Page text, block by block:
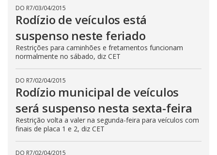
DO R7/03/04/2015
Rodízio de veículos está
suspenso neste feriado
Restrições para caminhões e fretamentos funcionam
normalmente no sábado, diz CET
DO R7/02/04/2015
Rodízio municipal de veículos
será suspenso nesta sexta-feira
Restrição volta a valer na segunda-feira para veículos com
finais de placa 1 e 2, diz CET
DO R7/02/04/2015